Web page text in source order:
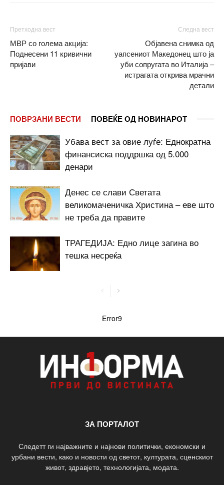
Претходна вест
МВР со голема акција:
Поднесени 11 кривични
пријави
Следна вест
Објавена снимка од
уапсениот Македонец што ја
уби сопругата во Италија –
истрагата открива мрачни
детали
ПОВРЗАНИ ВЕСТИ ПОВЕЌЕ ОД НОВИНАРОТ
Убава вест за овие луѓе: Еднократна
финансиска поддршка од 5.000
денари
Денес се слави Светата
великомаченичка Христина – еве што
не треба да правите
ТРАГЕДИЈА: Едно лице загина во
тешка несреќа
Error9
ЗА ПОРТАЛОТ
Следетт ги најважните и најнови политички, економски и
урбани вести, како и новости од светот, културата, сценскиот
живот, здравјето, технологијата, модата.